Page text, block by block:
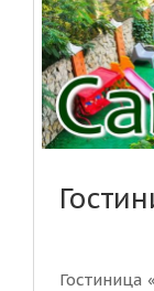
Гостиница